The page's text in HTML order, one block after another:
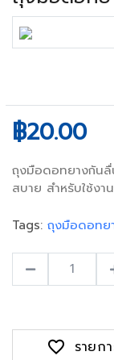
฿20.00
ถุงมือดอทยางกัน
สบาย สำหรับใช้งา
Tags: ถุงมือดอทย
favorite รายก